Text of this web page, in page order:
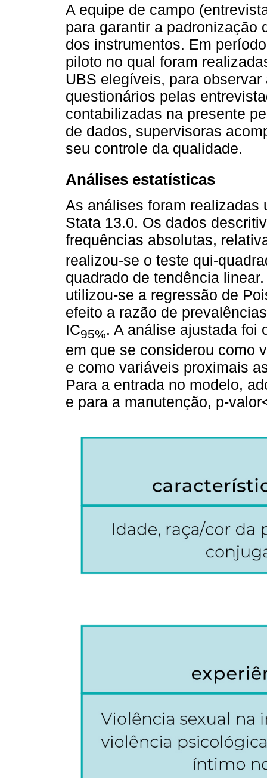
A equipe de campo
para garantir a padronização
dos instrumentos. Em
piloto no qual foram
UBS elegíveis, para
questionários pelas
contabilizadas na presente
de dados, supervisoras
seu controle da qualidade.
Análises estatísticas
As análises foram
Stata 13.0. Os dados
frequências absolutas,
realizou-se o teste qui-
quadrado de tendência
utilizou-se a regressão de
efeito a razão de
IC95%. A análise ajustada foi
em que se considerou como
e como variáveis proximais
Para a entrada no modelo,
e para a manutenção, p-